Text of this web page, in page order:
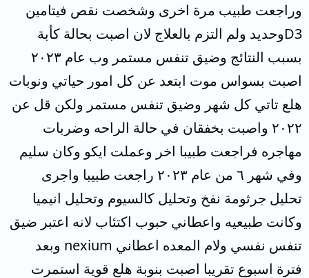
وراجعت طبيب مرة اخرى وشخصت نقص فيتامين
D3وحديد ولم التزم بالعلاج لان اصبت بحالة كأبة
بسبب النتائج وضيق تنفس مستمر وب عام ٢٠٢٣
اصبت بسواس موت ابتعد عن كل امور حياتي ونوبات
هلع تاتي كل شهر وضيق تنفس مستمر ولكن قل عن
٢٠٢٢ واصبت بخفقان في حالة الراحه وضربات
مهاجره فراجعت طبيبا اخر وعملت ايكو وكان سليم
وفي شهر ٦ من عام ٢٠٢٣ راجعت طبيبا واجرى
تحليل جرثومة نفخ وتحليل كالسيوم وتحليل انيميا
وكانت طبيعيه واعطاني حبوب اكتئاب لانه اعتبر ضيق
تنفس نفسي ولام المعده اعطاني nexium وبعد
فترة اسبوع تقريبا اصبت بنوبة هلع قوية استمرت